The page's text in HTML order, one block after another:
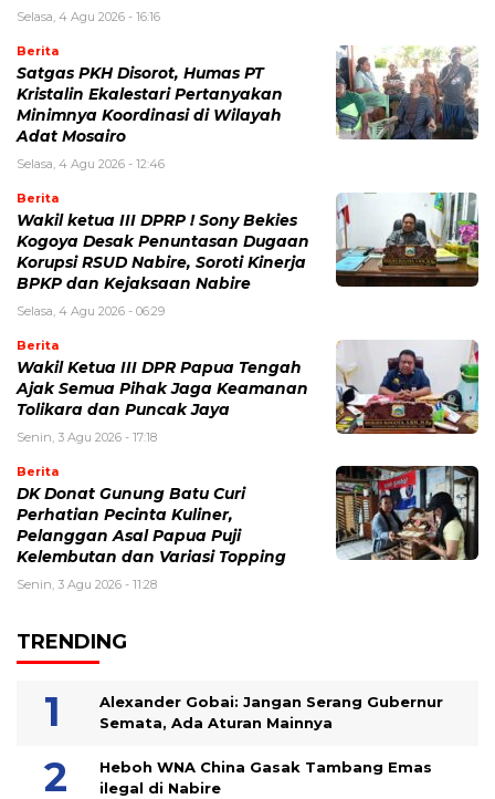
Selasa, 4 Agu 2026 - 16:16
Berita
Satgas PKH Disorot, Humas PT
Kristalin Ekalestari Pertanyakan
Minimnya Koordinasi di Wilayah
Adat Mosairo
Selasa, 4 Agu 2026 - 12:46
Berita
Wakil ketua III DPRP ! Sony Bekies
Kogoya Desak Penuntasan Dugaan
Korupsi RSUD Nabire, Soroti Kinerja
BPKP dan Kejaksaan Nabire
Selasa, 4 Agu 2026 - 06:29
Berita
Wakil Ketua III DPR Papua Tengah
Ajak Semua Pihak Jaga Keamanan
Tolikara dan Puncak Jaya
Senin, 3 Agu 2026 - 17:18
Berita
DK Donat Gunung Batu Curi
Perhatian Pecinta Kuliner,
Pelanggan Asal Papua Puji
Kelembutan dan Variasi Topping
Senin, 3 Agu 2026 - 11:28
TRENDING
Alexander Gobai: Jangan Serang Gubernur
Semata, Ada Aturan Mainnya
Heboh WNA China Gasak Tambang Emas
ilegal di Nabire